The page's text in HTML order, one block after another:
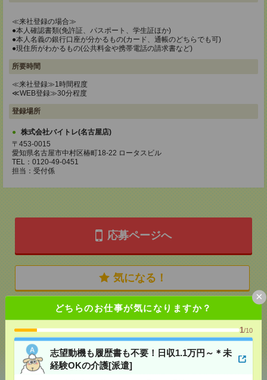
どちらのお仕事が気になりますか？
1/10
志望動機も履歴書も不要！日収1.1万円～＊未
経験OKの介護[派遣]
×
≪来社登録の場合≫
●本人確認書類(免許証、パスポート、学生証ほか)
●本人名義の銀行口座が分かるもの(カード、通帳のどちらでも可)
●現住所がわかるもの(公共料金や携帯電話の請求書など)
所要時間
≪来社登録≫1時間程度
≪WEB登録≫30分程度
登録場所
株式会社バイトレ(名古屋店)
〒453-0015
愛知県名古屋市中村区椿町18-22 ロータスビル
TEL：0120-49-0451
担当：受付係
応募ページへ
気になる！
メールで送る LINEで送る
シェア ツイート ブックマーク